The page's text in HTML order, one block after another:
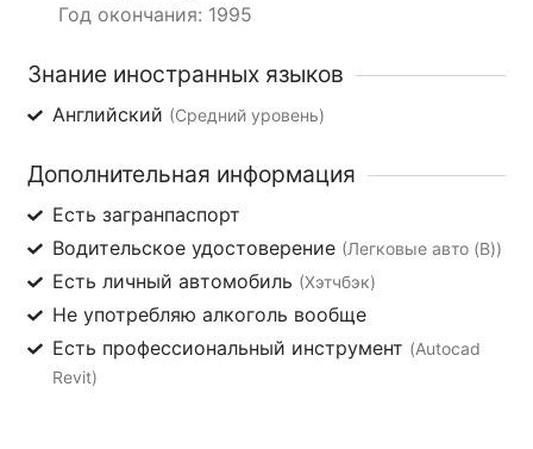
Год окончания: 1995
Знание иностранных языков
Английский (Средний уровень)
Дополнительная информация
Есть загранпаспорт
Водительское удостоверение (Легковые авто (B))
Есть личный автомобиль (Хэтчбэк)
Не употребляю алкоголь вообще
Есть профессиональный инструмент (Autocad
Revit)